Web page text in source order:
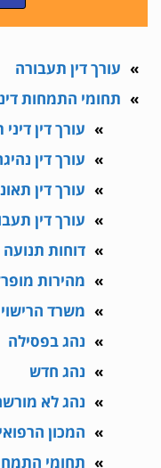
עורך דין תעבורה
תחומי התמחות
עורך דין
עורך דין
עורך דין
עורך דין
דוחות תנועה
מהירות
משרד הרישוי
נהג בפסילה
נהג חדש
נהג לא
המכון
תחומי